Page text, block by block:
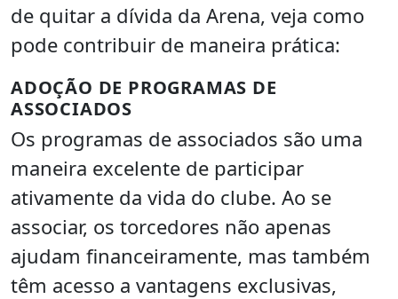
de quitar a dívida da Arena, veja como
pode contribuir de maneira prática:
ADOÇÃO DE PROGRAMAS DE
ASSOCIADOS
Os programas de associados são uma
maneira excelente de participar
ativamente da vida do clube. Ao se
associar, os torcedores não apenas
ajudam financeiramente, mas também
têm acesso a vantagens exclusivas,